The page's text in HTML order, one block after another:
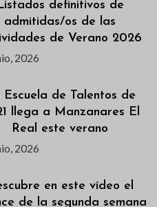
definitivos de
admitidas/os de las
de Verano 2026
2026
Escuela de Talentos de
llega a Manzanares El
Real este verano
2026
en este vídeo el
de la segunda semana